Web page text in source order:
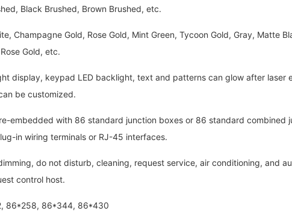
Black Brushed, Brown Brushed, etc.
Champagne Gold, Rose Gold, Mint Green, Tycoon Gold, Gray, Matte
Gold, etc.
keypad LED backlight, text and patterns can glow after laser
be customized.
with 86 standard junction boxes or 86 standard combined
in wiring terminals or RJ-45 interfaces.
do not disturb, cleaning, request service, air conditioning, and
control host.
86*258, 86*344, 86*430